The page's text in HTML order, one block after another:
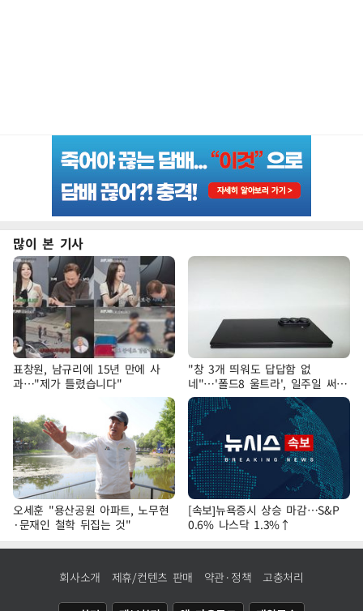
많이 본 기사
표창원, 남규리에 15년 만에 사
과…"제가 틀렸습니다"
"창 3개 띄워도 답답함 없
네"…'폴드8 울트라', 일주일 써보
니
오세훈 "용산공원 아파트, 노무현
·문재인 철학 뒤집는 것"
[속보]뉴욕증시 상승 마감…S&P
0.6% 나스닥 1.3%↑
회사소개 제휴/컨텐츠 판매 약관·정책 고충처리